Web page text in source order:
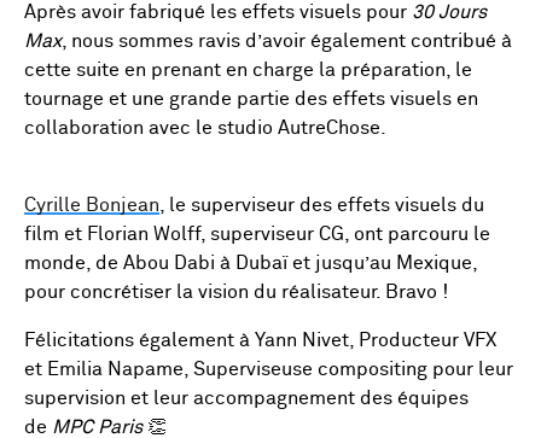
Après avoir fabriqué les effets visuels pour 30 Jours
Max, nous sommes ravis d’avoir également contribué à
cette suite en prenant en charge la préparation, le
tournage et une grande partie des effets visuels en
collaboration avec le studio AutreChose.
Cyrille Bonjean , le superviseur des effets visuels du
film et Florian Wolff, superviseur CG, ont parcouru le
monde, de Abou Dabi à Dubaï et jusqu’au Mexique,
pour concrétiser la vision du réalisateur. Bravo !
Félicitations également à Yann Nivet, Producteur VFX
et Emilia Napame, Superviseuse compositing pour leur
supervision et leur accompagnement des équipes
de MPC Paris👏